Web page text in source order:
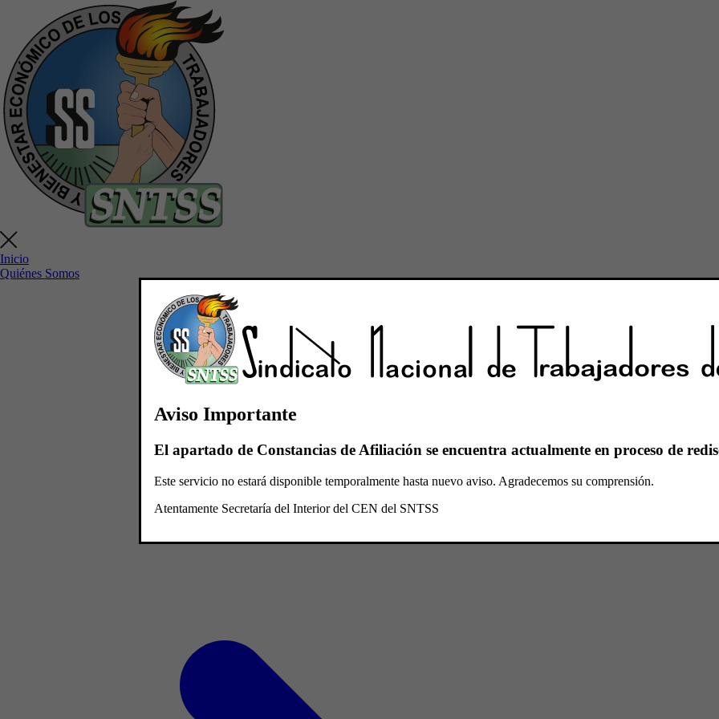
Inicio
Quiénes Somos
Aviso Importante
El apartado de Constancias de Afiliación se encuentra actualmente en proceso de
Este servicio no estará disponible temporalmente hasta nuevo aviso. Agradecemos su comprensión.
Atentamente Secretaría del Interior del CEN del SNTSS